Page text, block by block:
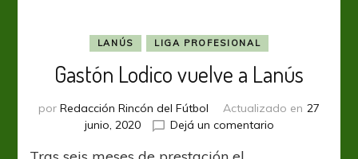
LANÚS LIGA PROFESIONAL
Gastón Lodico vuelve a Lanús
por Redacción Rincón del Fútbol Actualizado en 27
junio, 2020
Dejá un comentarioen